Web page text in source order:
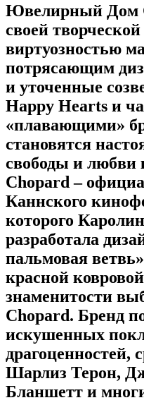
Ювелирный Дом
своей
виртуозностью
потрясающим
и уточенные
Happy Hearts и
«плавающими»
становятся
свободы и любви
Chopard –
Каннского
которого
разработала
пальмовая
красной
знаменитости
Chopard. Бренд
искушенных
драгоценностей,
Шарлиз Терон,
Бланшетт и